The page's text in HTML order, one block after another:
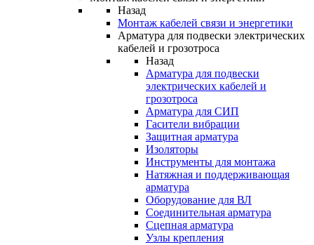
Назад
Монтаж кабелей связи и энергетики
Арматура для подвески электрических
кабелей и грозотроса
Назад
Арматура для подвески
электрических кабелей и
грозотроса
Арматура для СИП
Гасители вибрации
Защитная арматура
Изоляторы
Инструменты для монтажа
Натяжная и поддерживающая
арматура
Оборудование для ВЛ
Соединительная арматура
Сцепная арматура
Узлы крепления